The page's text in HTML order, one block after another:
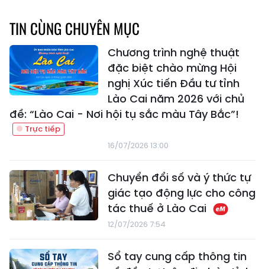
TIN CÙNG CHUYÊN MỤC
Chương trình nghệ thuật
đặc biệt chào mừng Hội
nghị Xúc tiến Đầu tư tỉnh
Lào Cai năm 2026 với chủ
đề: “Lào Cai - Nơi hội tụ sắc màu Tây Bắc”!
16/07/2026 13:00
Chuyển đổi số và ý thức tự
giác tạo động lực cho công
tác thuế ở Lào Cai
12/07/2026 7:54
Sổ tay cung cấp thông tin